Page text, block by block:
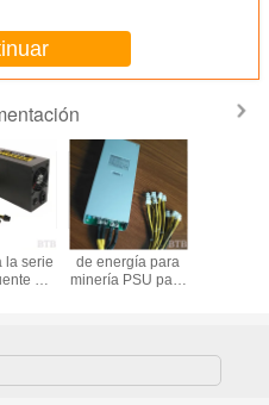
la serie
de
1800W suministro
de energía para
minería PSU para